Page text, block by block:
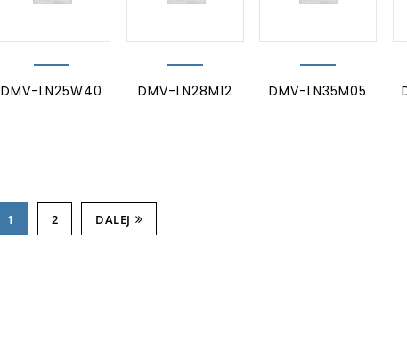
DMV-LN25W40 DMV-LN28M12 DMV-LN35M05
1 2 DALEJ